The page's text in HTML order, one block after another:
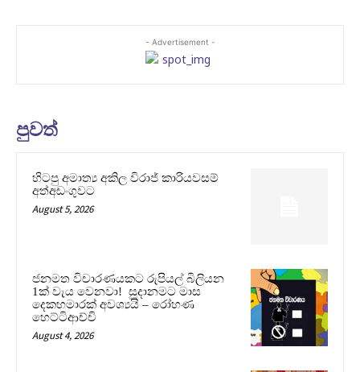
- Advertisement -
පුවත්
හිටපු අමාත්‍ය අකිල විරාජ් කාරියවසම්
අත්අඩංගුවට
August 5, 2026
ජනමත විචාරණයකට රුපියල් බිලියන
1ක් වැය වෙනවා! සූදානමට මාස
දෙකහමාරක් අවශ්‍යයි – රෝහණ
හෙට්ටිආච්චි
August 4, 2026